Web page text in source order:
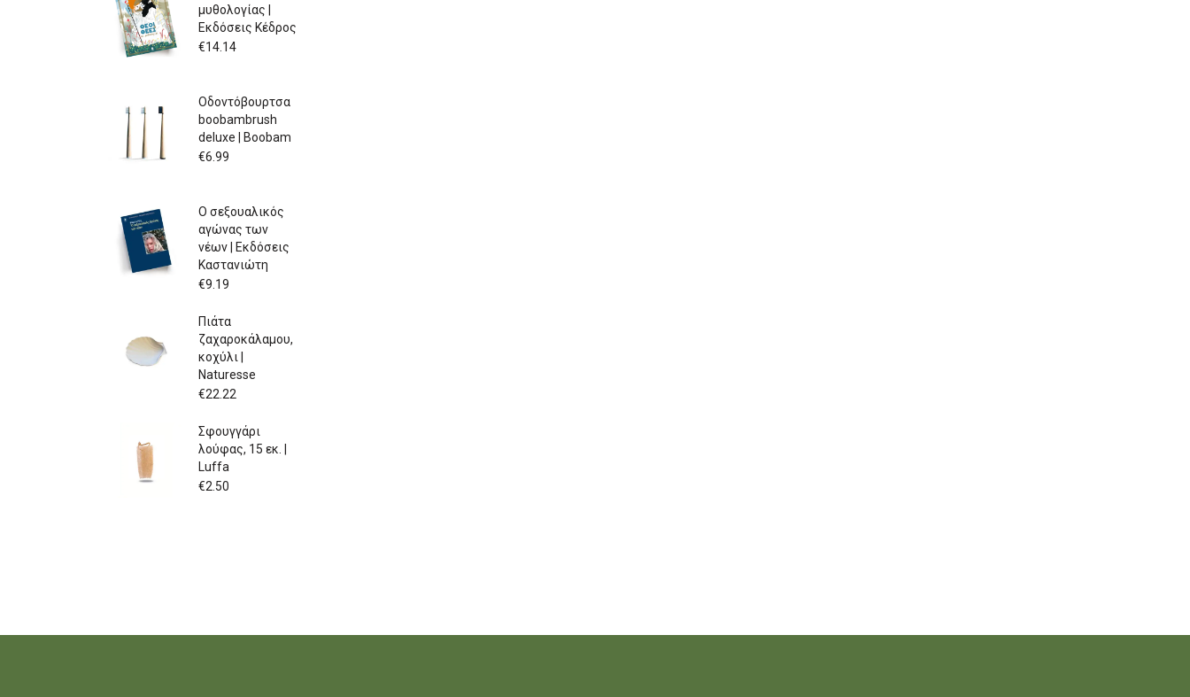
μυθολογίας |
Εκδόσεις Κέδρος
€14.14
Οδοντόβουρτσα
boobambrush
deluxe | Boobam
€6.99
Ο σεξουαλικός
αγώνας των
νέων | Εκδόσεις
Καστανιώτη
€9.19
Πιάτα
ζαχαροκάλαμου,
κοχύλι |
Naturesse
€22.22
Σφουγγάρι
λούφας, 15 εκ. |
Luffa
€2.50